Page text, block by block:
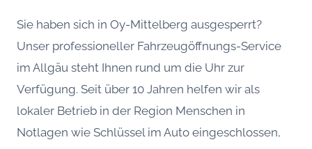
Sie haben sich in Oy-Mittelberg ausgesperrt?
Unser professioneller Fahrzeugöffnungs-Service
im Allgäu steht Ihnen rund um die Uhr zur
Verfügung. Seit über 10 Jahren helfen wir als
lokaler Betrieb in der Region Menschen in
Notlagen wie Schlüssel im Auto eingeschlossen,